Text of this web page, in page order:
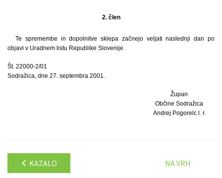
2. člen
Te spremembe in dopolnitve sklepa začnejo veljati naslednji dan po
objavi v Uradnem listu Republike Slovenije.
Št. 22000-2/01
Sodražica, dne 27. septembra 2001.
Župan
Občine Sodražica
Andrej Pogorelc l. r.
KAZALO NA VRH